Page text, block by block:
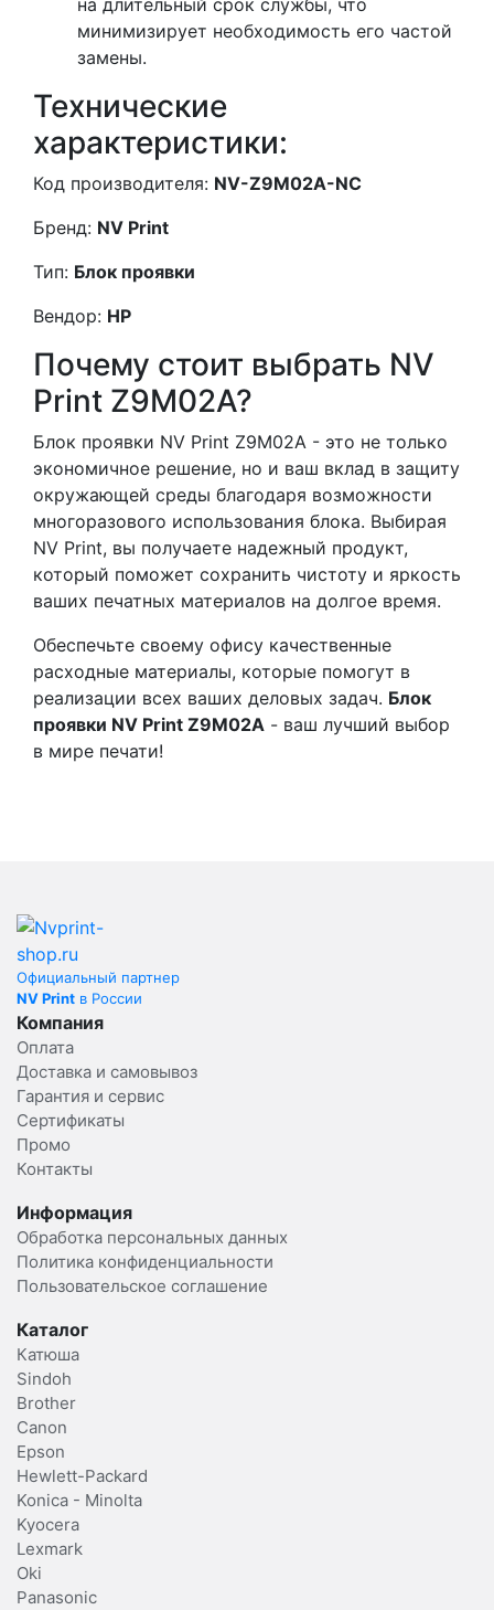
на длительный срок службы, что
минимизирует необходимость его частой
замены.
Технические
характеристики:
Код производителя: NV-Z9M02A-NC
Бренд: NV Print
Тип: Блок проявки
Вендор: HP
Почему стоит выбрать NV
Print Z9M02A?
Блок проявки NV Print Z9M02A - это не только
экономичное решение, но и ваш вклад в защиту
окружающей среды благодаря возможности
многоразового использования блока. Выбирая
NV Print, вы получаете надежный продукт,
который поможет сохранить чистоту и яркость
ваших печатных материалов на долгое время.
Обеспечьте своему офису качественные
расходные материалы, которые помогут в
реализации всех ваших деловых задач. Блок
проявки NV Print Z9M02A - ваш лучший выбор
в мире печати!
Официальный партнер
NV Print в России
Компания
Оплата
Доставка и самовывоз
Гарантия и сервис
Сертификаты
Промо
Контакты
Информация
Обработка персональных данных
Политика конфиденциальности
Пользовательское соглашение
Каталог
Катюша
Sindoh
Brother
Canon
Epson
Hewlett-Packard
Konica - Minolta
Kyocera
Lexmark
Oki
Panasonic